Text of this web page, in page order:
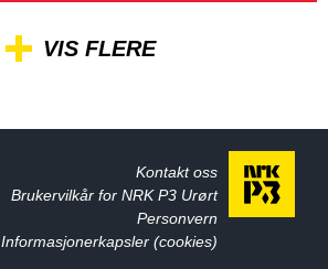
VIS FLERE
Kontakt oss
Brukervilkår for NRK P3 Urørt
Personvern
Informasjonerkapsler (cookies)